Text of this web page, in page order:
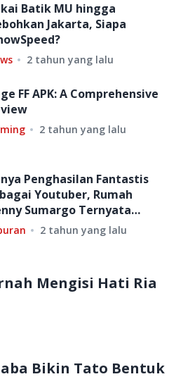
Batik MU hingga
Jakarta, Siapa
2 tahun yang lalu
FF APK: A Comprehensive
2 tahun yang lalu
Penghasilan Fantastis
Youtuber, Rumah
Sumargo Ternyata
Minimalis, tapi
2 tahun yang lalu
Mengisi Hati Ria
Bikin Tato Bentuk